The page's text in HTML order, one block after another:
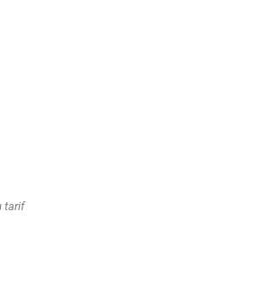
tarif